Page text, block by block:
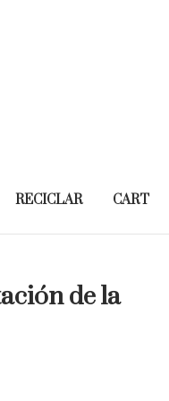
RECICLAR CART
de la